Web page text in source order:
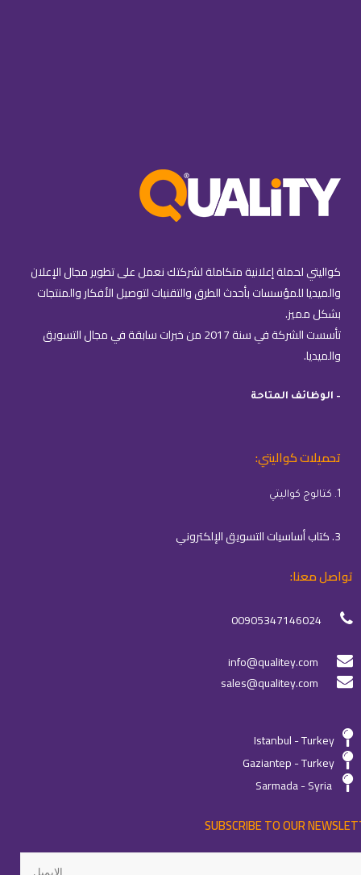
كواليتي لحملة إعلانية متكاملة لشركتك نعمل على تطوير مجال الإعلان
والميديا للمؤسسات بأحدث الطرق والتقنيات لتوصيل الأفكار والمنتجات
بشكل مميز.
تأسست الشركة في سنة 2017 من خبرات سابقة في مجال التسويق
والميديا.
– الوظائف المتاحة
تحميلات كواليتي:
1. كتالوج كواليتي
3. كتاب أساسيات التسويق الإلكتروني
تواصل معنا:
00905347146024
info@qualitey.com
sales@qualitey.com
Istanbul - Turkey
Gaziantep - Turkey
Sarmada - Syria
SUBSCRIBE TO OUR